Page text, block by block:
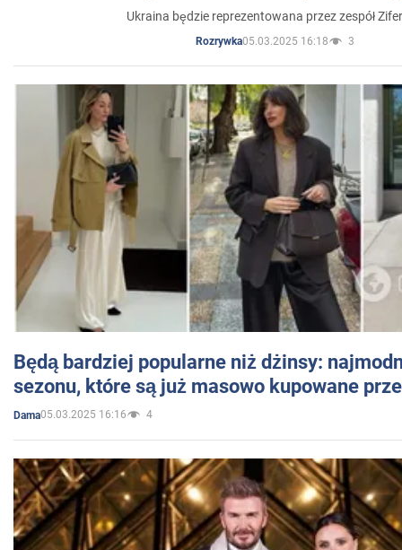
Ukraina będzie reprezentowana przez zespół
Rozrywka05.03.2025 16:18 3
Będą bardziej popularne niż dżinsy:
sezonu, które są już masowo kupowane
Dama05.03.2025 16:16 4